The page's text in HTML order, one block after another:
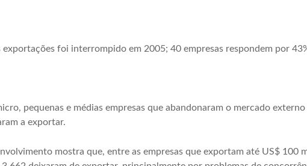
foi interrompido em 2005; 40 empresas respondem por
pequenas e médias empresas que abandonaram o mercado
a exportar.
mostra que, entre as empresas que exportam até US$ 100